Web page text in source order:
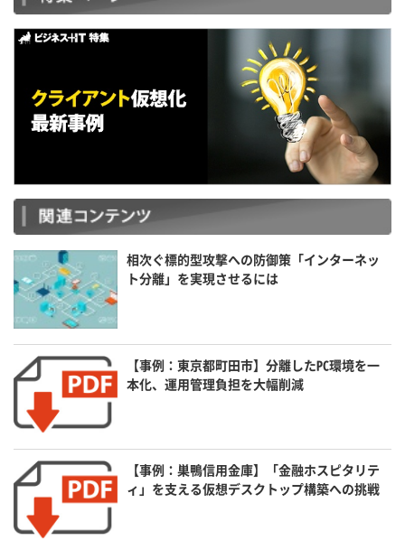
相次ぐ標的型攻撃への防御策「インターネッ
ト分離」を実現させるには
【事例：東京都町田市】分離したPC環境を一
本化、運用管理負担を大幅削減
【事例：巣鴨信用金庫】「金融ホスピタリテ
ィ」を支える仮想デスクトップ構築への挑戦